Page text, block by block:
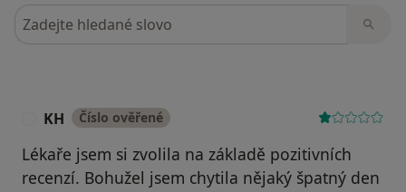
Hledejte v názorech
KH Číslo ověřené
Lékaře jsem si zvolila na základě pozitivních
recenzí. Bohužel jsem chytila nějaký špatný den